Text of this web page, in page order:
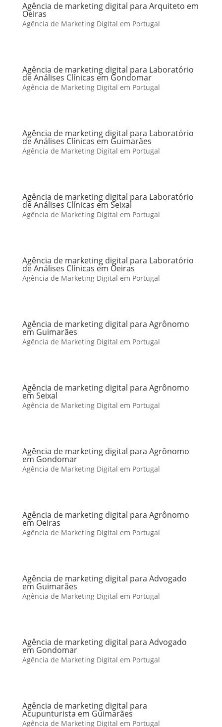
Agência de marketing digital para Arquiteto em
Oeiras
Agência de Marketing Digital em Portugal
Agência de marketing digital para Laboratório
de Análises Clínicas em Gondomar
Agência de Marketing Digital em Portugal
Agência de marketing digital para Laboratório
de Análises Clínicas em Guimarães
Agência de Marketing Digital em Portugal
Agência de marketing digital para Laboratório
de Análises Clínicas em Seixal
Agência de Marketing Digital em Portugal
Agência de marketing digital para Laboratório
de Análises Clínicas em Oeiras
Agência de Marketing Digital em Portugal
Agência de marketing digital para Agrônomo
em Guimarães
Agência de Marketing Digital em Portugal
Agência de marketing digital para Agrônomo
em Seixal
Agência de Marketing Digital em Portugal
Agência de marketing digital para Agrônomo
em Gondomar
Agência de Marketing Digital em Portugal
Agência de marketing digital para Agrônomo
em Oeiras
Agência de Marketing Digital em Portugal
Agência de marketing digital para Advogado
em Guimarães
Agência de Marketing Digital em Portugal
Agência de marketing digital para Advogado
em Gondomar
Agência de Marketing Digital em Portugal
Agência de marketing digital para
Acupunturista em Guimarães
Agência de Marketing Digital em Portugal